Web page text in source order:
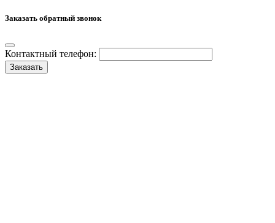
Заказать обратный звонок
Контактный телефон:
Заказать